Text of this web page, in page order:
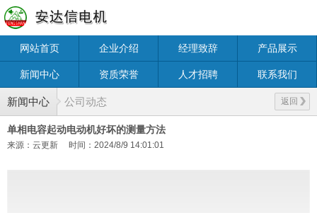
网站首页 企业介绍 经理致辞 产品展示
新闻中心 资质荣誉 人才招聘 联系我们
新闻中心 返回
公司动态
单相电容起动电动机好坏的测量方法
来源：云更新 时间：2024/8/9 14:01:01